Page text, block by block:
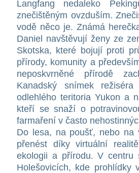
Langfang nedaleko
znečištěným ovzduším.
vodě něco je. Známá
Daniel navštěvují ženy ze
Skotska, které bojují proti
přírody, komunity a
neposkvrněné přírodě
Kanadský snímek
odlehlého teritoria Yukon a
kteří se snaží o
farmaření v často
Do lesa, na poušť, nebo na
přenést díky virtuální
ekologii a přírodu. V centru
Holešovicích, kde prohlídky